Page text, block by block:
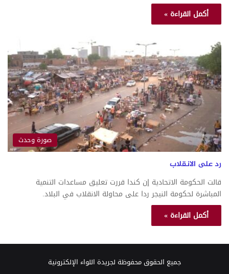
أكمل القراءة »
صورة وحدث
رد على الانقلاب
قالت الحكومة الاتحادية إن كندا قررت تعليق مساعدات التنمية
المباشرة لحكومة النيجر ردا على محاولة الانقلاب في البلاد.
أكمل القراءة »
جميع الحقوق محفوظة لجريدة اللواء الإلكترونية